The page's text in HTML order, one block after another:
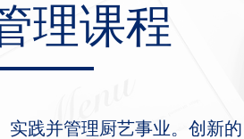
理课程
实践并管理厨艺事业。创新的